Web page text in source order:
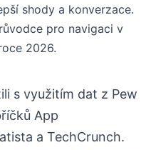
shody a konverzace.
pro navigaci v
2026.
s využitím dat z Pew
App
a TechCrunch.